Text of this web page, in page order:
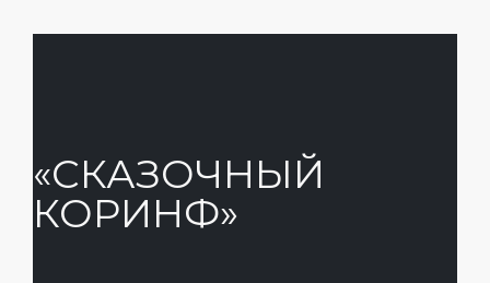
«CКАЗОЧНЫЙ
КОРИНФ»